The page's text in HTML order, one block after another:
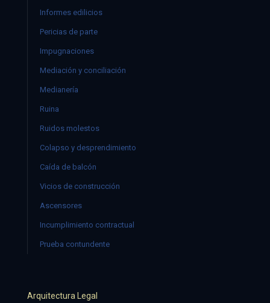
Informes edilicios
Pericias de parte
Impugnaciones
Mediación y conciliación
Medianería
Ruina
Ruidos molestos
Colapso y desprendimiento
Caída de balcón
Vicios de construcción
Ascensores
Incumplimiento contractual
Prueba contundente
Arquitectura Legal